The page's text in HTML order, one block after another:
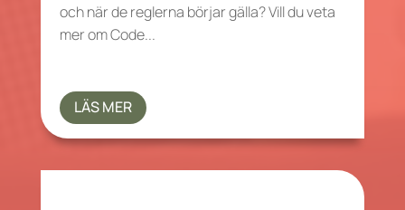
och när de reglerna börjar gälla? Vill du veta
mer om Code...
LÄS MER